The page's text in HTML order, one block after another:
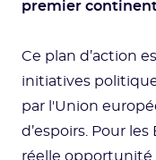
premier
Ce plan d’action
initiatives
par l'Union
d’espoirs. Pour
réelle opportunité